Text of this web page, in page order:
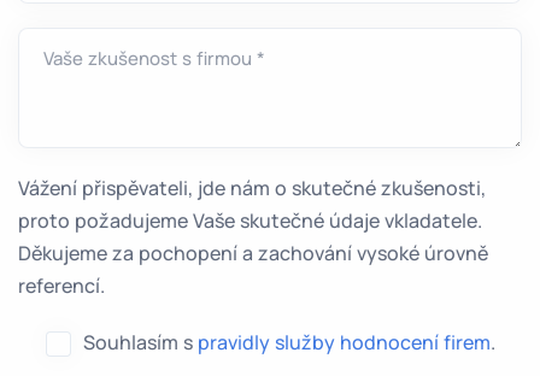
Vaše zkušenost s firmou *
Vážení přispěvateli, jde nám o skutečné zkušenosti,
proto požadujeme Vaše skutečné údaje vkladatele.
Děkujeme za pochopení a zachování vysoké úrovně
referencí.
Souhlasím s pravidly služby hodnocení firem.